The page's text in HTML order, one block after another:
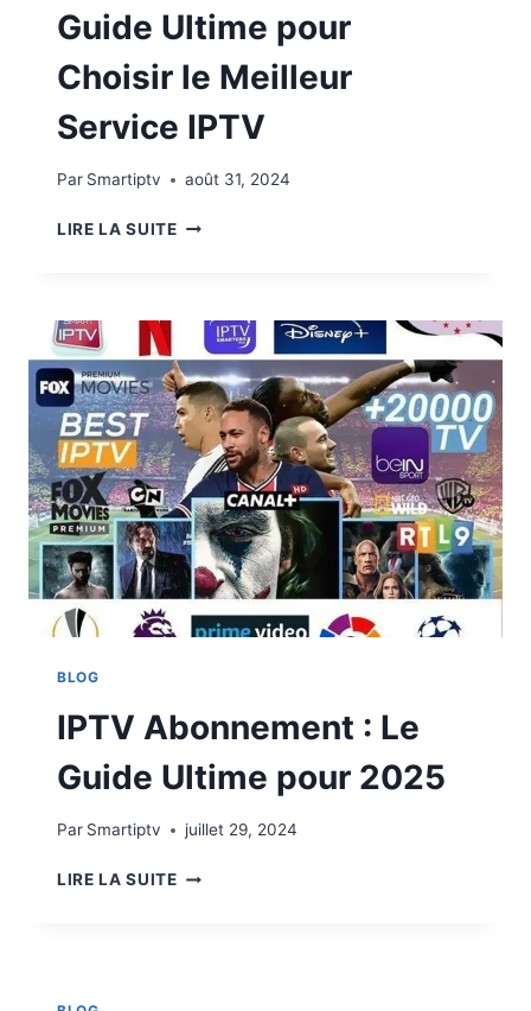
Guide Ultime pour
Choisir le Meilleur
Service IPTV
Par Smartiptv août 31, 2024
LIRE LA SUITE
BLOG
IPTV Abonnement : Le
Guide Ultime pour 2025
Par Smartiptv juillet 29, 2024
LIRE LA SUITE